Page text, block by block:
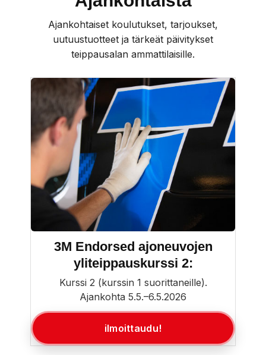
Ajankohtaiset koulutukset, tarjoukset,
uutuustuotteet ja tärkeät päivitykset
teippausalan ammattilaisille.
3M Endorsed ajoneuvojen
yliteippauskurssi 2:
Kurssi 2 (kurssin 1 suorittaneille).
Ajankohta 5.5.–6.5.2026
ilmoittaudu!